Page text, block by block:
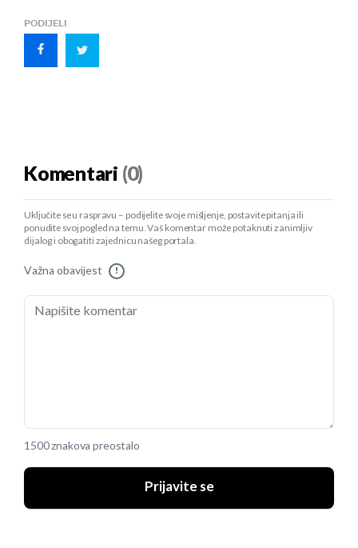
PODIJELI
Komentari (0)
Uključite se u raspravu – podijelite svoje mišljenje, postavite pitanja ili
ponudite svoj pogled na temu. Vaš komentar može potaknuti zanimljiv
dijalog i obogatiti zajednicu našeg portala.
Važna obavijest !
1500 znakova preostalo
Prijavite se